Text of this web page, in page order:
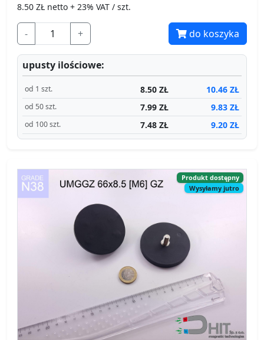
8.50 ZŁ netto + 23% VAT / szt.
- + do koszyka
upusty ilościowe:
od 1 szt. 8.50 ZŁ 10.46 ZŁ
od 50 szt. 7.99 ZŁ 9.83 ZŁ
od 100 szt. 7.48 ZŁ 9.20 ZŁ
Produkt dostępny
Wysyłamy jutro